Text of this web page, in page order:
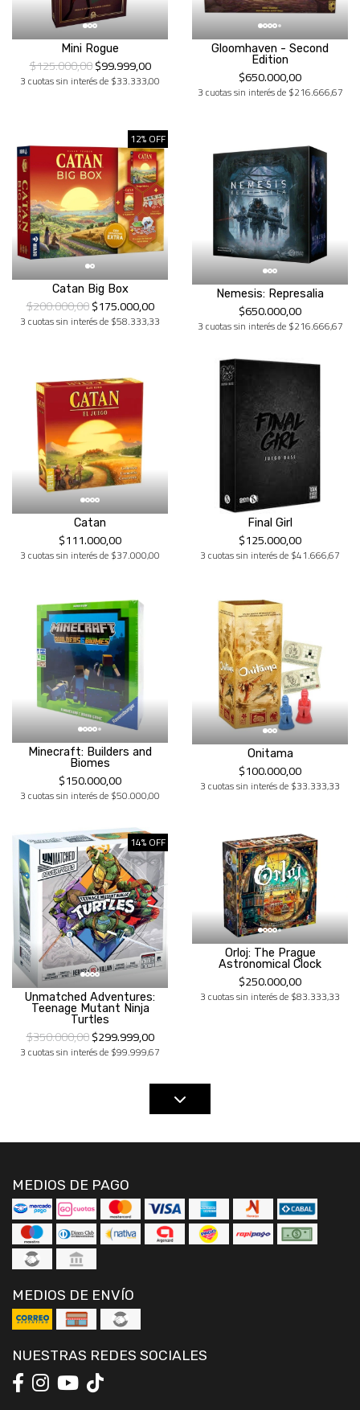
Mini Rogue
$125.000,00$99.999,00
3 cuotas sin interés de $33.333,00
Gloomhaven - Second
Edition
$650.000,00
3 cuotas sin interés de $216.666,67
12% OFF
Catan Big Box
$200.000,00$175.000,00
3 cuotas sin interés de $58.333,33
Nemesis: Represalia
$650.000,00
3 cuotas sin interés de $216.666,67
Catan
$111.000,00
3 cuotas sin interés de $37.000,00
Final Girl
$125.000,00
3 cuotas sin interés de $41.666,67
Minecraft: Builders and
Biomes
$150.000,00
3 cuotas sin interés de $50.000,00
Onitama
$100.000,00
3 cuotas sin interés de $33.333,33
14% OFF
Unmatched Adventures:
Teenage Mutant Ninja
Turtles
$350.000,00$299.999,00
3 cuotas sin interés de $99.999,67
Orloj: The Prague
Astronomical Clock
$250.000,00
3 cuotas sin interés de $83.333,33
MEDIOS DE PAGO
MEDIOS DE ENVÍO
NUESTRAS REDES SOCIALES